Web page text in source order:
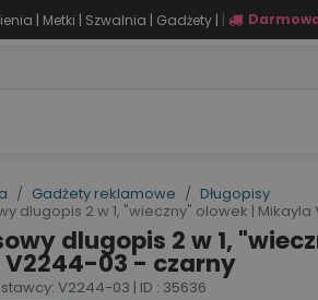
| Metki | Szwalnia | Gadżety | |
Gadżety reklamowe
Długopisy
dlugopis 2 w 1, "wieczny" olowek |
dlugopis 2 w 1,
03 - czarny
V2244-03 | ID : 35636